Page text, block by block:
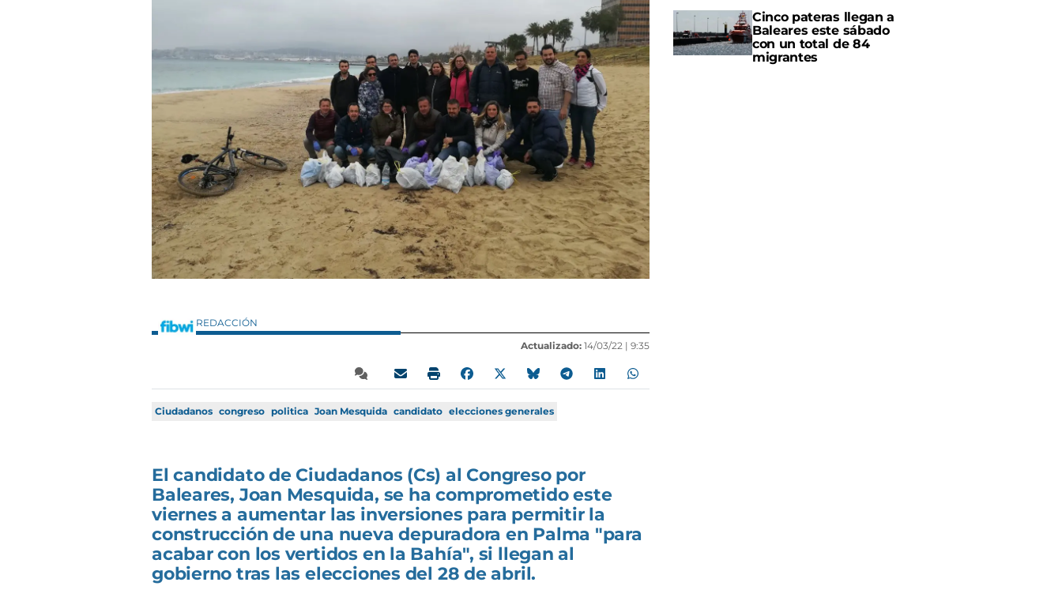
REDACCIÓN
Actualizado: 14/03/22 | 9:35
Ciudadanos congreso politica Joan Mesquida candidato elecciones generales
El candidato de Ciudadanos (Cs) al Congreso por
Baleares, Joan Mesquida, se ha comprometido este
viernes a aumentar las inversiones para permitir la
construcción de una nueva depuradora en Palma "para
acabar con los vertidos en la Bahía", si llegan al
gobierno tras las elecciones del 28 de abril.
Cinco pateras llegan a
Baleares este sábado
con un total de 84
migrantes